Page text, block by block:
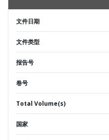
文件日期
文件类型
报告号
卷号
Total Volume(s)
国家